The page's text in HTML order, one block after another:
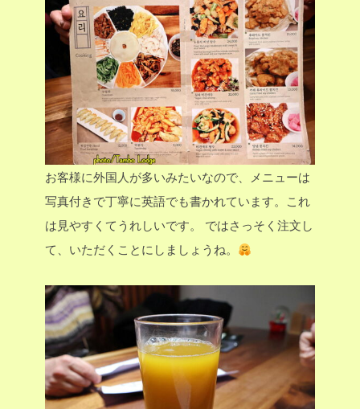
お客様に外国人が多いみたいなので、メニューは
写真付きで丁寧に英語でも書かれています。これ
は見やすくてうれしいです。
ではさっそく注文し
て、いただくことにしましょうね。